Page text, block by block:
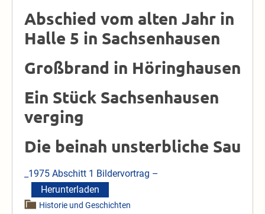
Abschied vom alten Jahr in
Halle 5 in Sachsenhausen
Großbrand in Höringhausen
Ein Stück Sachsenhausen
verging
Die beinah unsterbliche Sau
_1975 Abschitt 1 Bildervortrag –
Herunterladen
Historie und Geschichten